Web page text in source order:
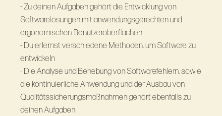
- Zu deinen Aufgaben gehört die Entwicklung von
Softwarelösungen mit anwendungsgerechten und
ergonomischen Benutzeroberflächen
- Du erlernst verschiedene Methoden, um Software zu
entwickeln
- Die Analyse und Behebung von Softwarefehlern, sowie
die kontinuierliche Anwendung und der Ausbau von
Qualitätssicherungsmaßnahmen gehört ebenfalls zu
deinen Aufgaben